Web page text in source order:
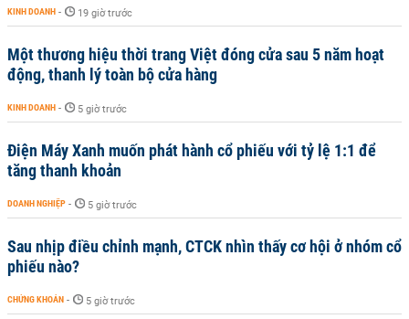
KINH DOANH - 19 giờ trước
Một thương hiệu thời trang Việt đóng cửa sau 5 năm hoạt
động, thanh lý toàn bộ cửa hàng
KINH DOANH - 5 giờ trước
Điện Máy Xanh muốn phát hành cổ phiếu với tỷ lệ 1:1 để
tăng thanh khoản
DOANH NGHIỆP - 5 giờ trước
Sau nhịp điều chỉnh mạnh, CTCK nhìn thấy cơ hội ở nhóm cổ
phiếu nào?
CHỨNG KHOÁN - 5 giờ trước